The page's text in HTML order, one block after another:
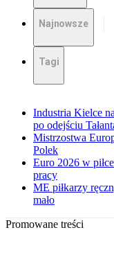
Najnowsze
Tagi
Industria Kielce
po odejściu
Mistrzostwa
Polek
Euro 2026 w
pracy
ME piłkarzy
mało
Promowane treści